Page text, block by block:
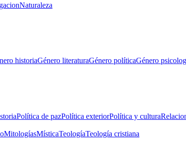
Naturaleza
historiaGénero literaturaGénero políticaGénero
Política de pazPolítica exteriorPolítica y cultura
MitologíasMísticaTeologíaTeología cristiana